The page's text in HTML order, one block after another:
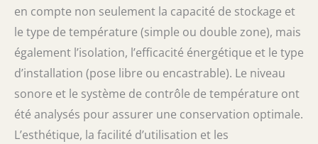
en compte non seulement la capacité de stockage et
le type de température (simple ou double zone), mais
également l’isolation, l’efficacité énergétique et le type
d’installation (pose libre ou encastrable). Le niveau
sonore et le système de contrôle de température ont
été analysés pour assurer une conservation optimale.
L’esthétique, la facilité d’utilisation et les